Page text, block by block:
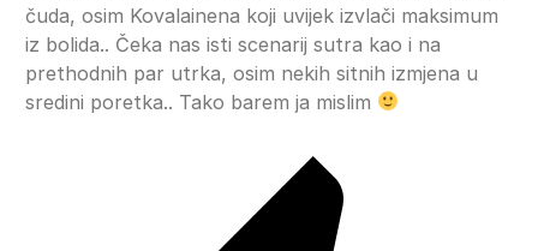
čuda, osim Kovalainena koji uvijek izvlači maksimum
iz bolida.. Čeka nas isti scenarij sutra kao i na
prethodnih par utrka, osim nekih sitnih izmjena u
sredini poretka.. Tako barem ja mislim